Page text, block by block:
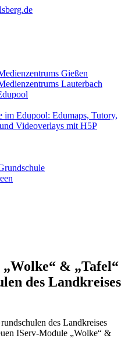
Vogelsberg
Gießen
Lauterbach
im Edupool: Edumaps, Tutory,
Videoverlays mit H5P
& „Tafel“
des Landkreises
des Landkreises
IServ-Module „Wolke“ &